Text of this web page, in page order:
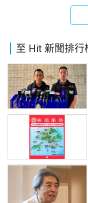
至 Hit 新聞排行